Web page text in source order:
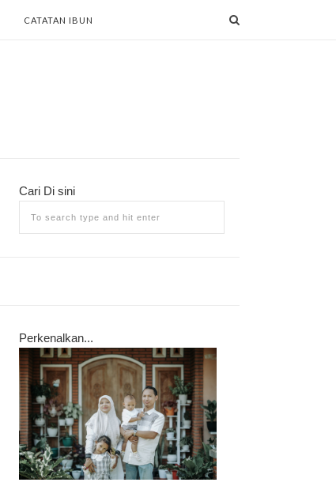
CATATAN IBUN
Cari Di sini
Perkenalkan...